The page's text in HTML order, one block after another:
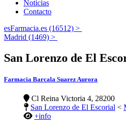
Noticias
Contacto
esFarmacia.es (16512) >
Madrid (1469) >
San Lorenzo de El
Farmacia Barcala Suarez Aurora
Cl Reina Victoria 4, 28200
San Lorenzo de El Escorial <
+info